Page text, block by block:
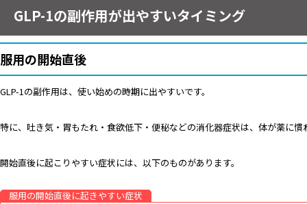
GLP-1の副作用が出やすいタイミング
服用の開始直後
GLP-1の副作用は、使い始めの時期に出やすいです。
特に、吐き気・胃もたれ・食欲低下・便秘などの消化器症状は、体が薬に
開始直後に起こりやすい症状には、以下のものがあります。
服用の開始直後に起きやすい症状